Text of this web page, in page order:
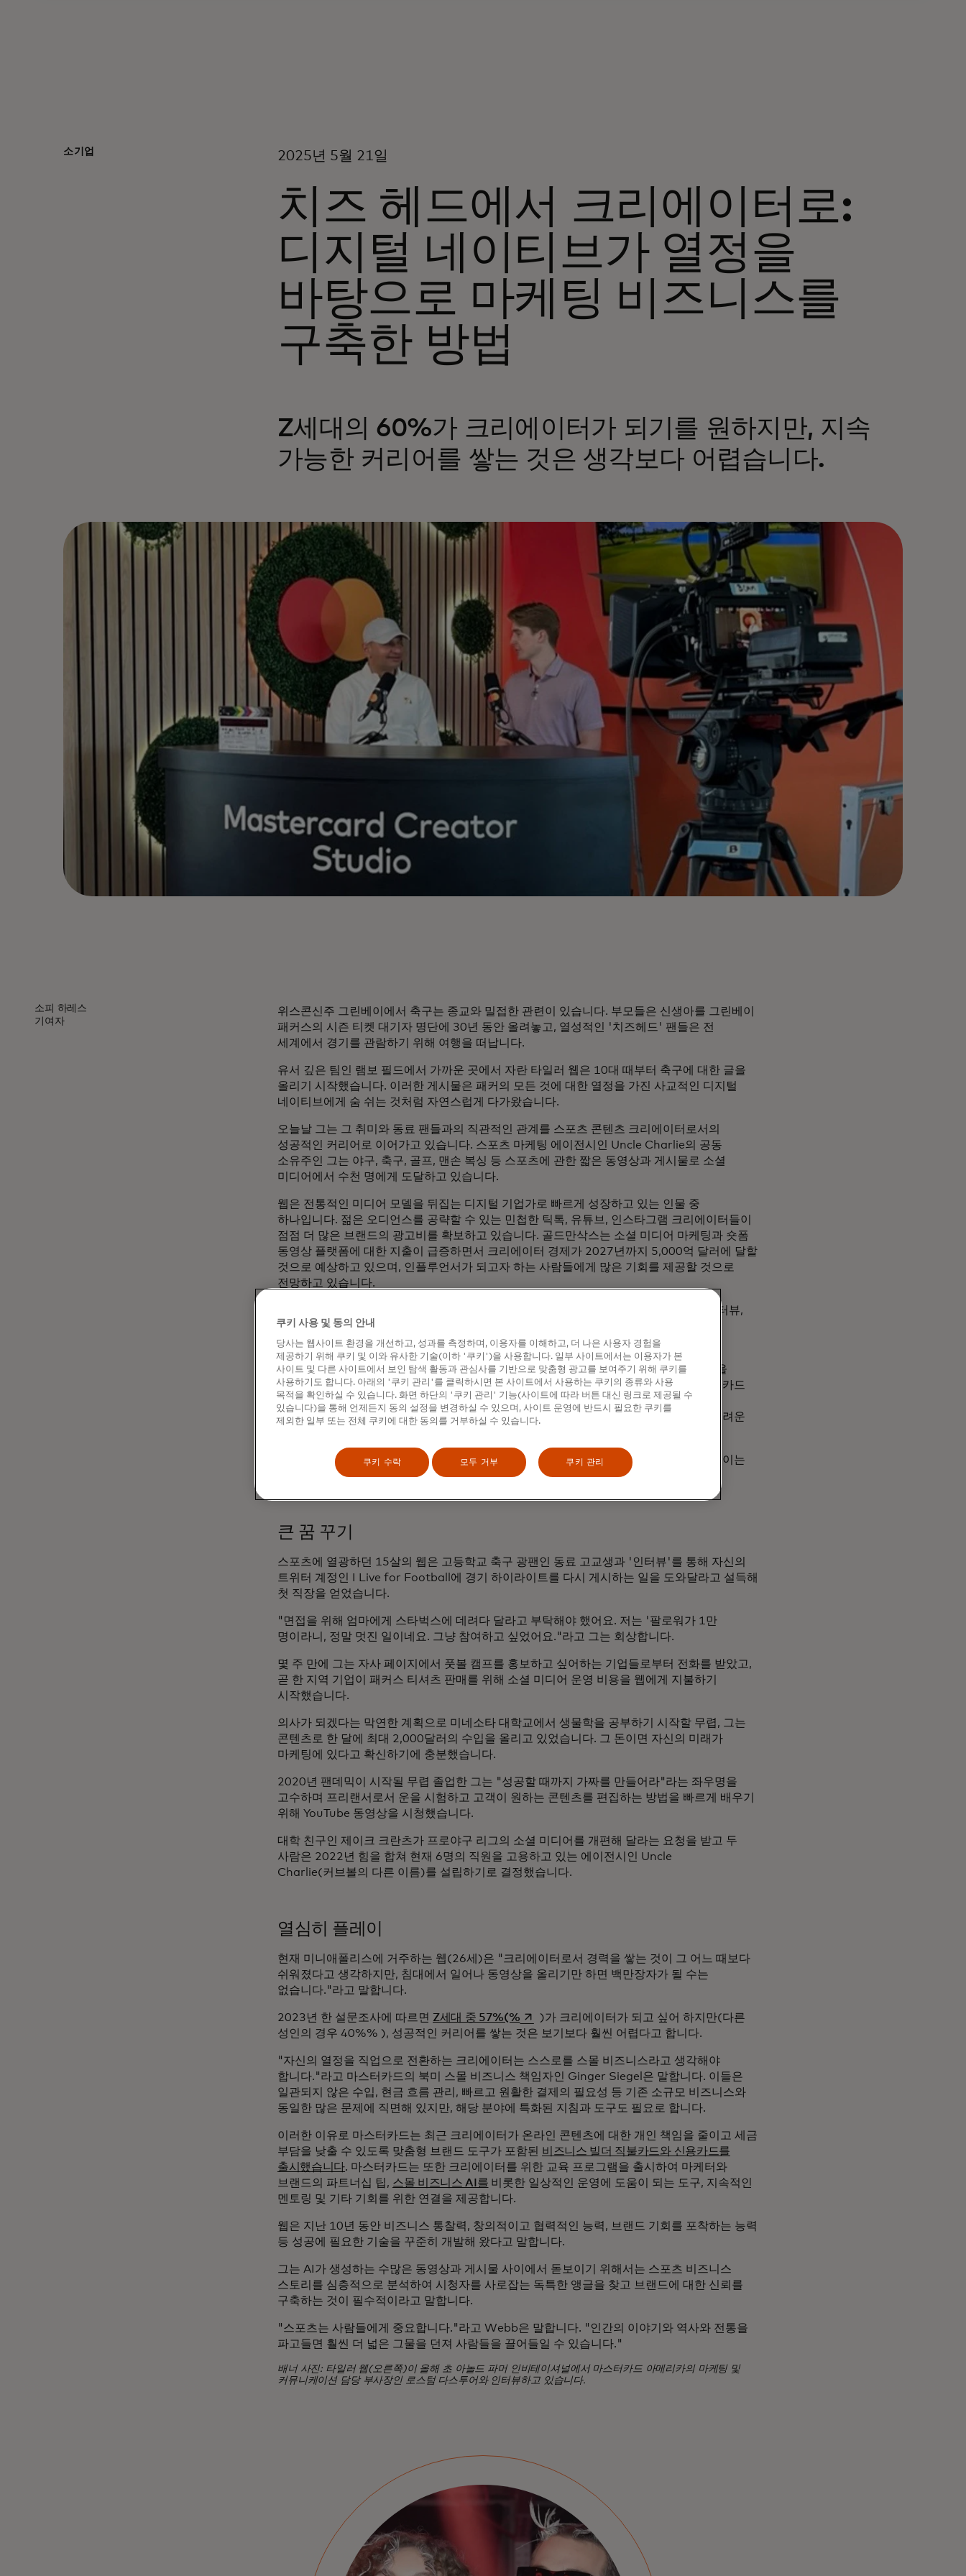
소기업 2025년 5월 21일
치즈 헤드에서 크리에이터로:
디지털 네이티브가 열정을
바탕으로 마케팅 비즈니스를
구축한 방법
Z세대의 60%가 크리에이터가 되기를 원하지만, 지속
가능한 커리어를 쌓는 것은 생각보다 어렵습니다.
소피 하레스
기여자
위스콘신주 그린베이에서 축구는 종교와 밀접한 관련이 있습니다. 부모들은 신생아를 그린베이
패커스의 시즌 티켓 대기자 명단에 30년 동안 올려놓고, 열성적인 '치즈헤드' 팬들은 전
세계에서 경기를 관람하기 위해 여행을 떠납니다.
유서 깊은 팀인 램보 필드에서 가까운 곳에서 자란 타일러 웹은 10대 때부터 축구에 대한 글을
올리기 시작했습니다. 이러한 게시물은 패커의 모든 것에 대한 열정을 가진 사교적인 디지털
네이티브에게 숨 쉬는 것처럼 자연스럽게 다가왔습니다.
오늘날 그는 그 취미와 동료 팬들과의 직관적인 관계를 스포츠 콘텐츠 크리에이터로서의
성공적인 커리어로 이어가고 있습니다. 스포츠 마케팅 에이전시인 Uncle Charlie의 공동
소유주인 그는 야구, 축구, 골프, 맨손 복싱 등 스포츠에 관한 짧은 동영상과 게시물로 소셜
미디어에서 수천 명에게 도달하고 있습니다.
웹은 전통적인 미디어 모델을 뒤집는 디지털 기업가로 빠르게 성장하고 있는 인물 중
하나입니다. 젊은 오디언스를 공략할 수 있는 민첩한 틱톡, 유튜브, 인스타그램 크리에이터들이
점점 더 많은 브랜드의 광고비를 확보하고 있습니다. 골드만삭스는 소셜 미디어 마케팅과 숏폼
동영상 플랫폼에 대한 지출이 급증하면서 크리에이터 경제가 2027년까지 5,000억 달러에 달할
것으로 예상하고 있으며, 인플루언서가 되고자 하는 사람들에게 많은 기회를 제공할 것으로
전망하고 있습니다.
스포츠 리그, 팀, 그리고 이들을 후원하는 브랜드는 크리에이터의 힘을 활용하여 독점 인터뷰,
비하인드 스토리, 팬 경험 및 스토리텔링을 제공함으로써 젊은 시청자를 끌어들이는 데
앞장서고 있습니다.
지난 3월, 마스터카드는 아놀드 파머 인비테이셔널 프레젠티드 바이 마스터카드에서 웹을
역동적인 콘텐츠 제작 허브인 크리에이터 스튜디오에 초대해 PGA 투어 골퍼이자 마스터카드
홍보대사인 빌리 호쉘과 그의 캐디와의 관계에 대해 인터뷰했습니다. 또한 오랜 기간
마스터카드 홍보대사로 활동한 PGA 투어의 전설 커티스 스트레인지와 골프에서 가장 어려운
또한 그에게 골프를 가르쳐준 아버지인 특별한 VIP 캐디도 함께했습니다. 이번 골프 나들이는
스포츠가 18홀을 넘어선 깊은 인간적 교감과 경험에 관한 것임을 증명했습니다.
큰 꿈 꾸기
스포츠에 열광하던 15살의 웹은 고등학교 축구 광팬인 동료 고교생과 '인터뷰'를 통해 자신의
트위터 계정인 I Live for Football에 경기 하이라이트를 다시 게시하는 일을 도와달라고 설득해
첫 직장을 얻었습니다.
"면접을 위해 엄마에게 스타벅스에 데려다 달라고 부탁해야 했어요. 저는 '팔로워가 1만
명이라니, 정말 멋진 일이네요. 그냥 참여하고 싶었어요."라고 그는 회상합니다.
몇 주 만에 그는 자사 페이지에서 풋볼 캠프를 홍보하고 싶어하는 기업들로부터 전화를 받았고,
곧 한 지역 기업이 패커스 티셔츠 판매를 위해 소셜 미디어 운영 비용을 웹에게 지불하기
시작했습니다.
의사가 되겠다는 막연한 계획으로 미네소타 대학교에서 생물학을 공부하기 시작할 무렵, 그는
콘텐츠로 한 달에 최대 2,000달러의 수입을 올리고 있었습니다. 그 돈이면 자신의 미래가
마케팅에 있다고 확신하기에 충분했습니다.
2020년 팬데믹이 시작될 무렵 졸업한 그는 "성공할 때까지 가짜를 만들어라"라는 좌우명을
고수하며 프리랜서로서 운을 시험하고 고객이 원하는 콘텐츠를 편집하는 방법을 빠르게 배우기
위해 YouTube 동영상을 시청했습니다.
대학 친구인 제이크 크란츠가 프로야구 리그의 소셜 미디어를 개편해 달라는 요청을 받고 두
사람은 2022년 힘을 합쳐 현재 6명의 직원을 고용하고 있는 에이전시인 Uncle
Charlie(커브볼의 다른 이름)를 설립하기로 결정했습니다.
열심히 플레이
현재 미니애폴리스에 거주하는 웹(26세)은 "크리에이터로서 경력을 쌓는 것이 그 어느 때보다
쉬워졌다고 생각하지만, 침대에서 일어나 동영상을 올리기만 하면 백만장자가 될 수는
없습니다."라고 말합니다.
2023년 한 설문조사에 따르면 Z세대 중 57%(%새 탭에서 열림
)가 크리에이터가 되고 싶어 하지만(다른
성인의 경우 40%% ), 성공적인 커리어를 쌓는 것은 보기보다 훨씬 어렵다고 합니다.
"자신의 열정을 직업으로 전환하는 크리에이터는 스스로를 스몰 비즈니스라고 생각해야
합니다."라고 마스터카드의 북미 스몰 비즈니스 책임자인 Ginger Siegel은 말합니다. 이들은
일관되지 않은 수입, 현금 흐름 관리, 빠르고 원활한 결제의 필요성 등 기존 소규모 비즈니스와
동일한 많은 문제에 직면해 있지만, 해당 분야에 특화된 지침과 도구도 필요로 합니다.
이러한 이유로 마스터카드는 최근 크리에이터가 온라인 콘텐츠에 대한 개인 책임을 줄이고 세금
부담을 낮출 수 있도록 맞춤형 브랜드 도구가 포함된
비즈니스 빌더 직불카드와 신용카드를
출시했습니다. 마스터카드는 또한 크리에이터를 위한 교육 프로그램을 출시하여 마케터와
브랜드의 파트너십 팁, 스몰 비즈니스 AI를 비롯한 일상적인 운영에 도움이 되는 도구, 지속적인
멘토링 및 기타 기회를 위한 연결을 제공합니다.
웹은 지난 10년 동안 비즈니스 통찰력, 창의적이고 협력적인 능력, 브랜드 기회를 포착하는 능력
등 성공에 필요한 기술을 꾸준히 개발해 왔다고 말합니다.
그는 AI가 생성하는 수많은 동영상과 게시물 사이에서 돋보이기 위해서는 스포츠 비즈니스
스토리를 심층적으로 분석하여 시청자를 사로잡는 독특한 앵글을 찾고 브랜드에 대한 신뢰를
구축하는 것이 필수적이라고 말합니다.
"스포츠는 사람들에게 중요합니다."라고 Webb은 말합니다. "인간의 이야기와 역사와 전통을
파고들면 훨씬 더 넓은 그물을 던져 사람들을 끌어들일 수 있습니다."
배너 사진: 타일러 웹(오른쪽)이 올해 초 아놀드 파머 인비테이셔널에서 마스터카드 아메리카의 마케팅 및
커뮤니케이션 담당 부사장인 로스텀 다스투어와 인터뷰하고 있습니다.
쿠키 사용 및 동의 안내
당사는 웹사이트 환경을 개선하고, 성과를 측정하며, 이용자를 이해하고, 더 나은 사용자 경험을
제공하기 위해 쿠키 및 이와 유사한 기술(이하 '쿠키')을 사용합니다. 일부 사이트에서는 이용자가 본
사이트 및 다른 사이트에서 보인 탐색 활동과 관심사를 기반으로 맞춤형 광고를 보여주기 위해 쿠키를
사용하기도 합니다. 아래의 '쿠키 관리'를 클릭하시면 본 사이트에서 사용하는 쿠키의 종류와 사용
목적을 확인하실 수 있습니다. 화면 하단의 '쿠키 관리' 기능(사이트에 따라 버튼 대신 링크로 제공될 수
있습니다)을 통해 언제든지 동의 설정을 변경하실 수 있으며, 사이트 운영에 반드시 필요한 쿠키를
제외한 일부 또는 전체 쿠키에 대한 동의를 거부하실 수 있습니다.
쿠키 수락 모두 거부 쿠키 관리